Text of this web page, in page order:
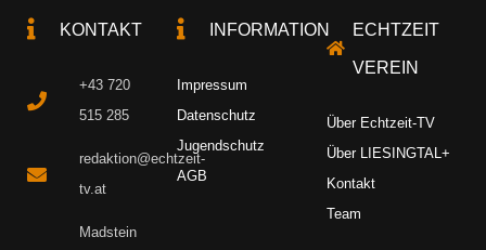
KONTAKT
+43 720
515 285
redaktion@echtzeit-
tv.at
Madstein
INFORMATION
Impressum
Datenschutz
Jugendschutz
AGB
ECHTZEIT
VEREIN
Über Echtzeit-TV
Über LIESINGTAL+
Kontakt
Team